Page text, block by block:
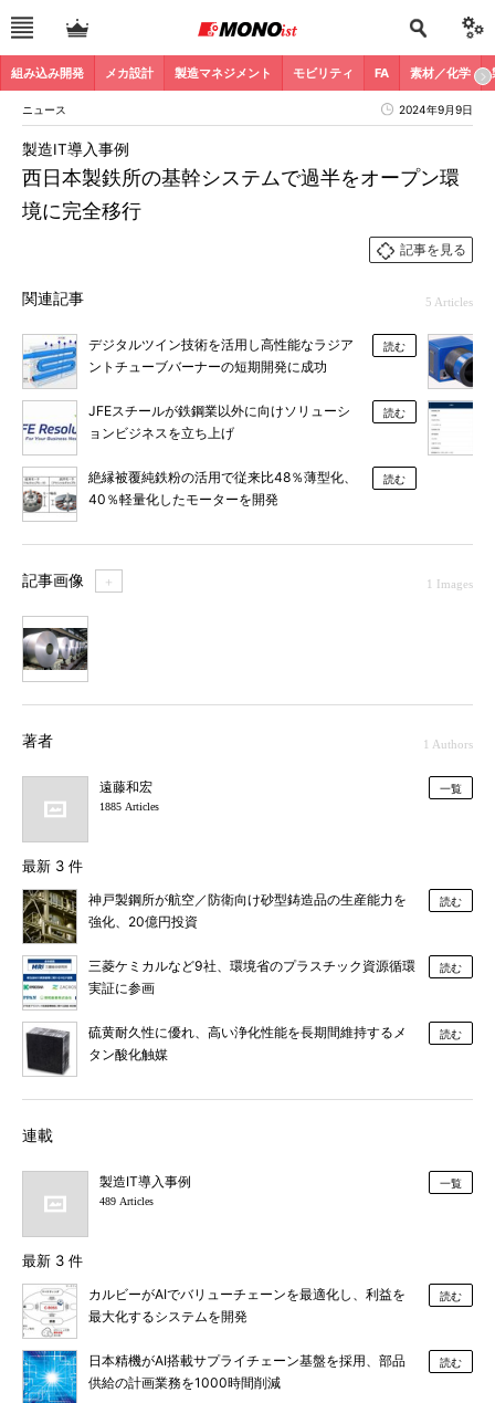
組み込み開発 メカ設計 製造マネジメント モビリティ FA 素材／化学
ニュース 2024年9月9日
西日本製鉄所の基幹システムで過半をオープン環
境に完全移行
製造IT導入事例
記事を見る
関連記事 5 Articles
デジタルツイン技術を活用し高性能なラジア
ントチューブバーナーの短期開発に成功
読む
JFEスチールが鉄鋼業以外に向けソリューシ
ョンビジネスを立ち上げ
読む
絶縁被覆純鉄粉の活用で従来比48％薄型化、
40％軽量化したモーターを開発
読む
記事画像 ＋ 1 Images
著者 1 Authors
遠藤和宏
1885 Articles
一覧
最新 3 件
神戸製鋼所が航空／防衛向け砂型鋳造品の生産能力を
強化、20億円投資
読む
三菱ケミカルなど9社、環境省のプラスチック資源循環
実証に参画
読む
硫黄耐久性に優れ、高い浄化性能を長期間維持するメ
タン酸化触媒
読む
連載
製造IT導入事例
489 Articles
一覧
最新 3 件
カルビーがAIでバリューチェーンを最適化し、利益を
最大化するシステムを開発
読む
日本精機がAI搭載サプライチェーン基盤を採用、部品
供給の計画業務を1000時間削減
読む